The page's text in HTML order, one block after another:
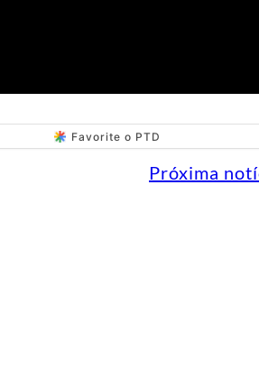
Favorite o PTD
Próxima